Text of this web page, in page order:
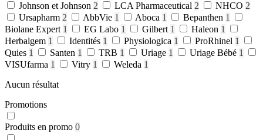
Johnson et Johnson 2 LCA Pharmaceutical 2 NHCO 2
Ursapharm 2 AbbVie 1 Aboca 1 Bepanthen 1
Biolane Expert 1 EG Labo 1 Gilbert 1 Haleon 1
Herbalgem 1 Identités 1 Physiologica 1 ProRhinel 1
Quies 1 Santen 1 TRB 1 Uriage 1 Uriage Bébé 1
VISUfarma 1 Vitry 1 Weleda 1
Aucun résultat
Promotions
Produits en promo 0